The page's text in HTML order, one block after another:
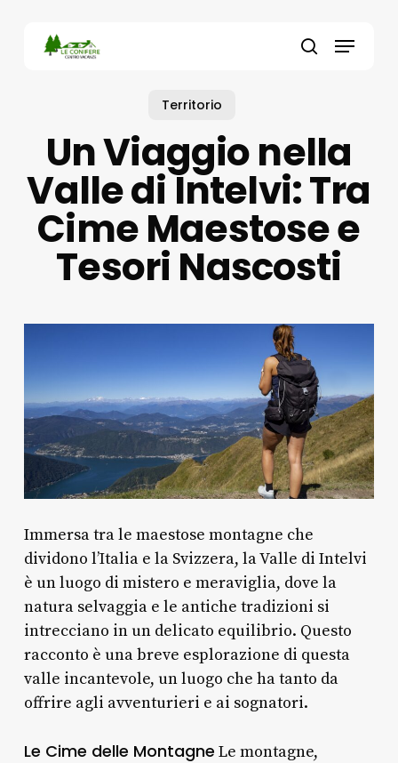
Menu
Territorio
Un Viaggio nella
Valle di Intelvi: Tra
Cime Maestose e
Tesori Nascosti
Immersa tra le maestose montagne che
dividono l’Italia e la Svizzera, la Valle di Intelvi
è un luogo di mistero e meraviglia, dove la
natura selvaggia e le antiche tradizioni si
intrecciano in un delicato equilibrio. Questo
racconto è una breve esplorazione di questa
valle incantevole, un luogo che ha tanto da
offrire agli avventurieri e ai sognatori.
Le Cime delle Montagne Le montagne,